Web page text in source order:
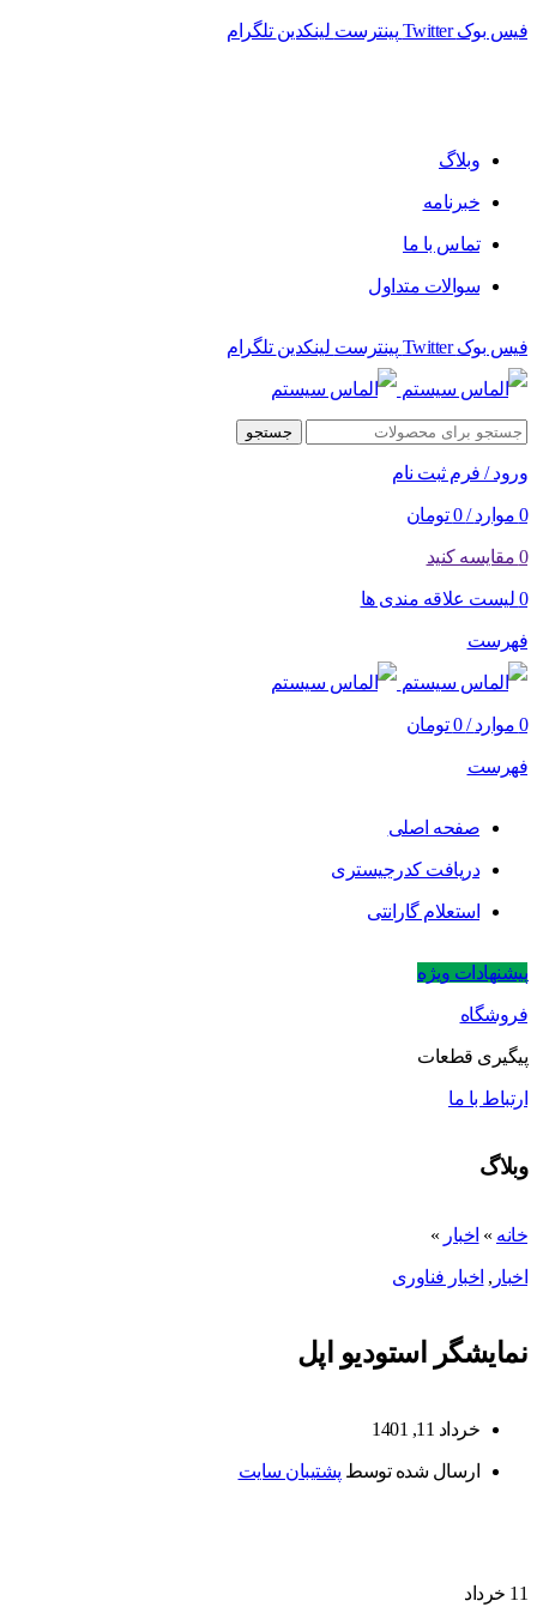
فیس بوک Twitter پینترست لینکدین تلگرام
وبلاگ
خبرنامه
تماس با ما
سوالات متداول
فیس بوک Twitter پینترست لینکدین تلگرام
جستجو
ورود / فرم ثبت نام
0 موارد /
0 تومان
0 مقایسه کنید
0 لیست علاقه مندی ها
فهرست
0 موارد /
0 تومان
فهرست
صفحه اصلی
دریافت کدرجیستری
استعلام گارانتی
پیشنهادات ویژه
فروشگاه
پیگیری قطعات
ارتباط با ما
وبلاگ
خانه » اخبار »
اخبار , اخبار فناوری
نمایشگر استودیو اپل
خرداد 11, 1401
ارسال شده توسط پشتیبان سایت
11 خرداد